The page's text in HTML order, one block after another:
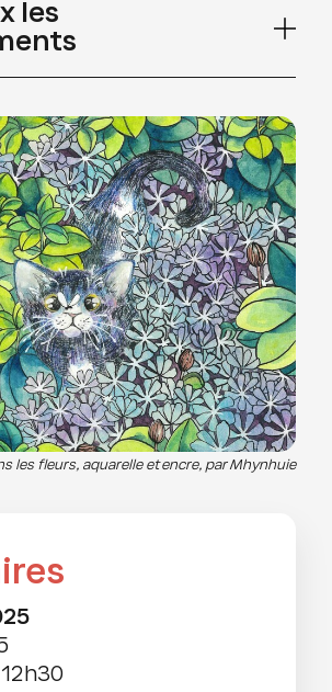
les
les fleurs, aquarelle et encre, par Mhynhuie
12h30